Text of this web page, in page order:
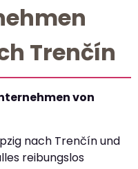
Trenčín
von
nach Trenčín und
reibungslos